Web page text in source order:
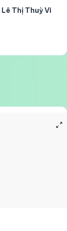
Lê Thị Thuỳ Vi